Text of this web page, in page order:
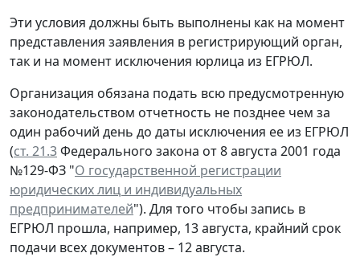
Эти условия должны быть выполнены как на момент
представления заявления в регистрирующий орган,
так и на момент исключения юрлица из ЕГРЮЛ.
Организация обязана подать всю предусмотренную
законодательством отчетность не позднее чем за
один рабочий день до даты исключения ее из ЕГРЮЛ
(ст. 21.3Федерального закона от 8 августа 2001 года
№129-ФЗ "О государственной регистрации
юридических лиц и индивидуальных
предпринимателей"). Для того чтобы запись в
ЕГРЮЛ прошла, например, 13 августа, крайний срок
подачи всех документов – 12 августа.